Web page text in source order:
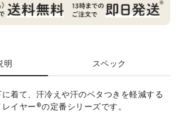
明 スペック
着て、汗冷えや汗のベタつきを軽減する
イヤー®の定番シリーズです。